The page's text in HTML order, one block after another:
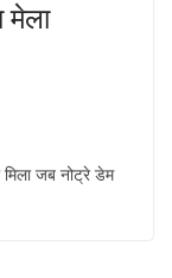
मेला
जब नोट्रे डेम